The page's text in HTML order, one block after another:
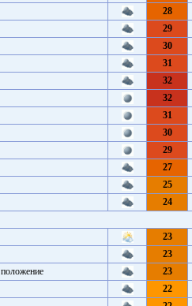
28
29
30
31
32
32
31
30
29
27
25
24
23
23
23
22